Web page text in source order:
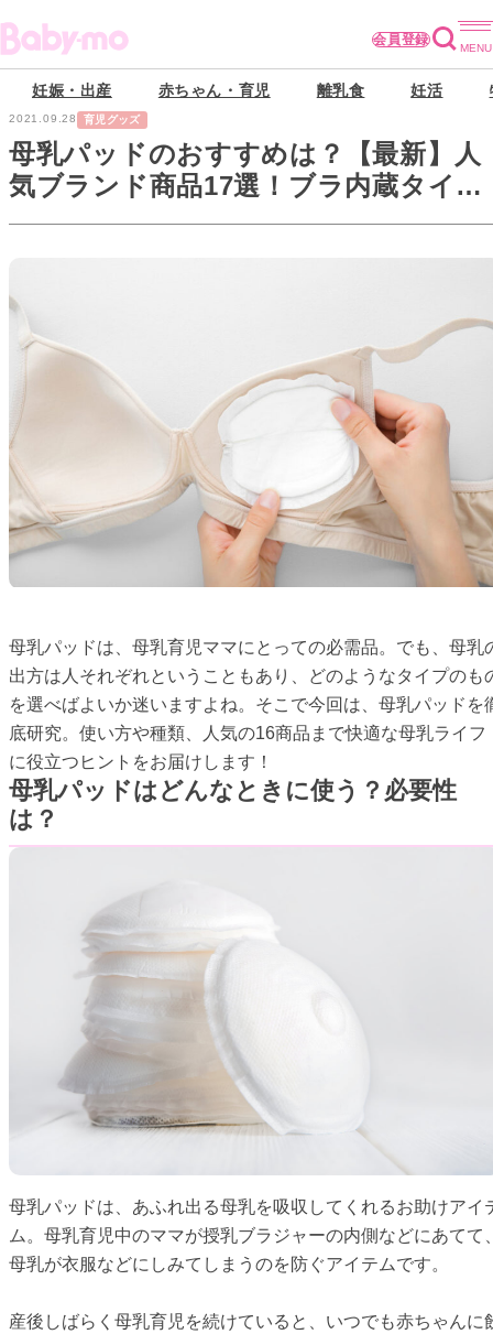
会員登録
妊娠・出産 赤ちゃん・育児 離乳食 妊活
2021.09.28 育児グッズ
母乳パッドのおすすめは？【最新】人
気ブランド商品17選！ブラ内蔵タイプ
も紹介
母乳パッドは、母乳育児ママにとっての必需品。でも、母乳
出方は人それぞれということもあり、どのようなタイプのも
を選べばよいか迷いますよね。そこで今回は、母乳パッドを
底研究。使い方や種類、人気の16商品まで快適な母乳ライフ
に役立つヒントをお届けします！
母乳パッドはどんなときに使う？必要性
は？
母乳パッドは、あふれ出る母乳を吸収してくれるお助けアイ
ム。母乳育児中のママが授乳ブラジャーの内側などにあてて
母乳が衣服などにしみてしまうのを防ぐアイテムです。
産後しばらく母乳育児を続けていると、いつでも赤ちゃんに